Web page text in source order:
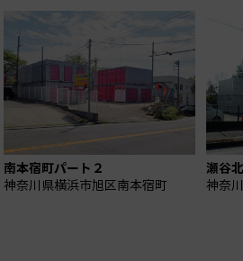
南本宿町パート２
神奈川県横浜市旭区南本宿町
瀬谷
神奈